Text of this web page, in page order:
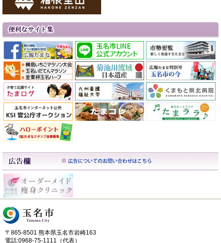
〒865-8501 熊本県玉名市岩崎163
電話:0968-75-1111（代表）